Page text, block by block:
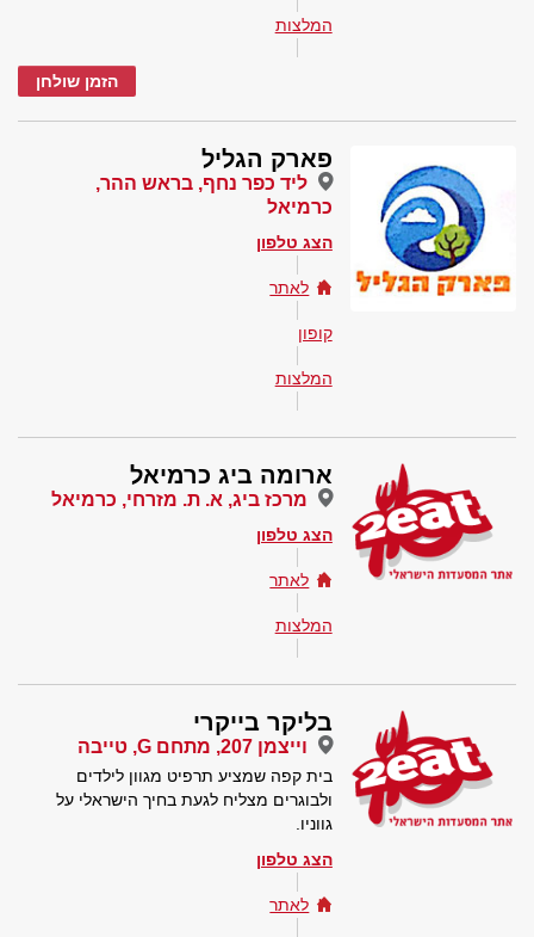
המלצות
הזמן שולחן
פארק הגליל
ליד כפר נחף, בראש ההר,
כרמיאל
הצג טלפון
לאתר
קופון
המלצות
ארומה ביג כרמיאל
מרכז ביג, א. ת. מזרחי, כרמיאל
הצג טלפון
לאתר
המלצות
בליקר בייקרי
וייצמן 207, מתחם G, טייבה
בית קפה שמציע תרפיט מגוון לילדים
ולבוגרים מצליח לגעת בחיך הישראלי על
גווניו.
הצג טלפון
לאתר